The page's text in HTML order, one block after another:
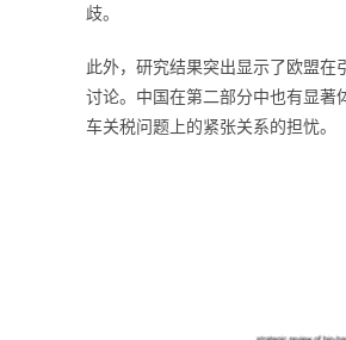
歧。
此外，研究结果突出显示了欧盟
讨论。中国在第二部分中也有显著
车关税问题上的紧张关系的担忧。